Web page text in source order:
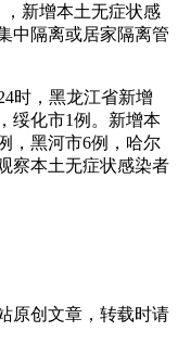
新增本土无症状感
中隔离或居家隔离管
时，黑龙江省新增
绥化市1例。新增本
，黑河市6例，哈尔
察本土无症状感染者
原创文章，转载时请